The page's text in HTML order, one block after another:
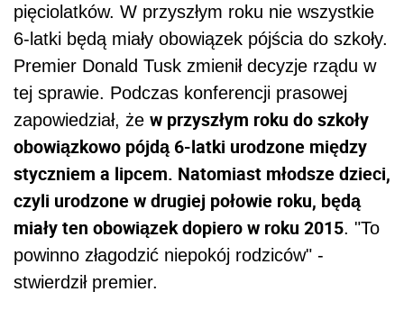
pięciolatków. W przyszłym roku nie wszystkie
6-latki będą miały obowiązek pójścia do szkoły.
Premier Donald Tusk zmienił decyzje rządu w
tej sprawie. Podczas konferencji prasowej
zapowiedział, że w przyszłym roku do szkoły
obowiązkowo pójdą 6-latki urodzone między
styczniem a lipcem. Natomiast młodsze dzieci,
czyli urodzone w drugiej połowie roku, będą
miały ten obowiązek dopiero w roku 2015. "To
powinno złagodzić niepokój rodziców" -
stwierdził premier.